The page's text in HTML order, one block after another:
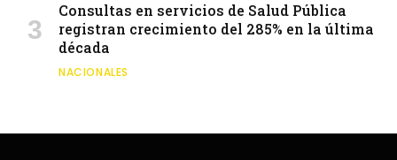
Consultas en servicios de Salud Pública
registran crecimiento del 285% en la última
década
NACIONALES